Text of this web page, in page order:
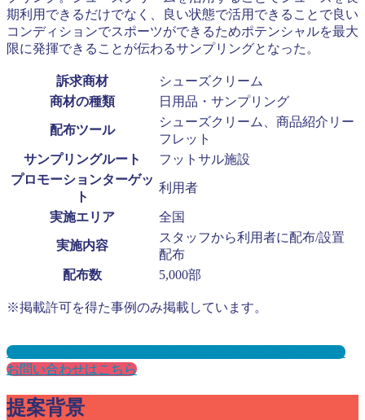
期利用できるだけでなく、良い状態で活用できることで良い
コンディションでスポーツができるためポテンシャルを最大
限に発揮できることが伝わるサンプリングとなった。
訴求商材
シューズクリーム
商材の種類
日用品・サンプリング
配布ツール
シューズクリーム、商品紹介リー
フレット
サンプリングルート
フットサル施設
プロモーションターゲッ
ト
利用者
実施エリア 全国
実施内容
スタッフから利用者に配布/設置
配布
配布数
5,000部
※掲載許可を得た事例のみ掲載しています。
フットサルサンプリングとは？メリット３選と事例を紹介
お問い合わせはこちら
提案背景